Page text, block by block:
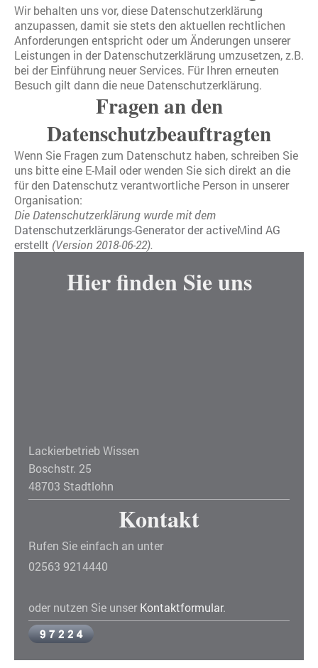
Wir behalten uns vor, diese Datenschutzerklärung
anzupassen, damit sie stets den aktuellen rechtlichen
Anforderungen entspricht oder um Änderungen unserer
Leistungen in der Datenschutzerklärung umzusetzen, z.B.
bei der Einführung neuer Services. Für Ihren erneuten
Besuch gilt dann die neue Datenschutzerklärung.
Fragen an den
Datenschutzbeauftragten
Wenn Sie Fragen zum Datenschutz haben, schreiben Sie
uns bitte eine E-Mail oder wenden Sie sich direkt an die
für den Datenschutz verantwortliche Person in unserer
Organisation:
Die Datenschutzerklärung wurde mit dem
Datenschutzerklärungs-Generator der activeMind AG
erstellt (Version 2018-06-22).
Hier finden Sie uns
Lackierbetrieb Wissen
Boschstr. 25
48703 Stadtlohn
Kontakt
Rufen Sie einfach an unter
02563 9214440
oder nutzen Sie unser Kontaktformular.